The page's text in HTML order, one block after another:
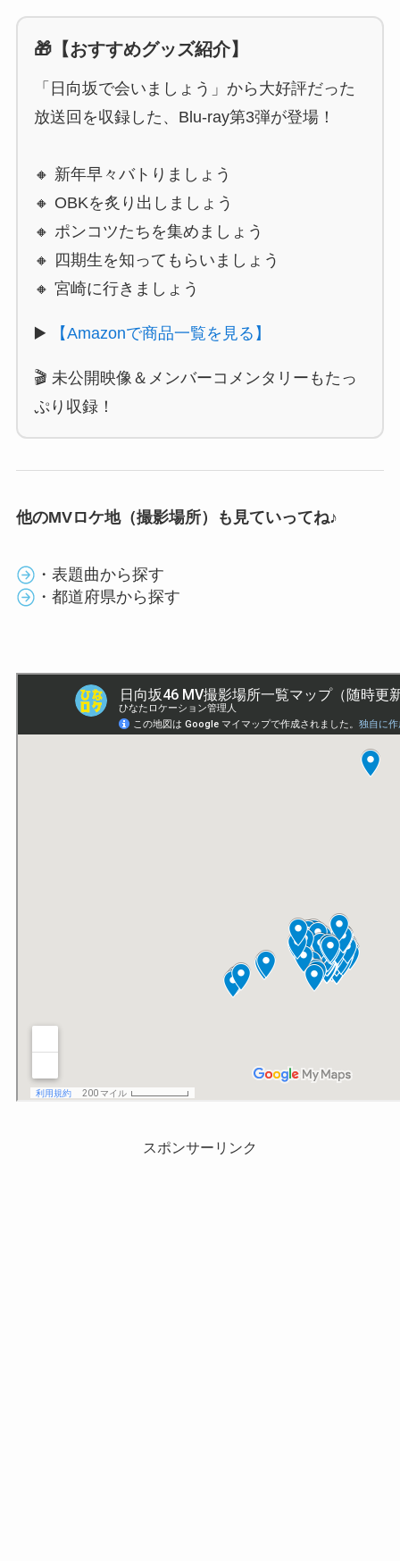
🎁【おすすめグッズ紹介】
「日向坂で会いましょう」から大好評だった
放送回を収録した、Blu-ray第3弾が登場！
🔸 新年早々バトりましょう
🔸 OBKを炙り出しましょう
🔸 ポンコツたちを集めましょう
🔸 四期生を知ってもらいましょう
🔸 宮崎に行きましょう
▶️ 【Amazonで商品一覧を見る】
🎬 未公開映像＆メンバーコメンタリーもたっ
ぷり収録！
他のMVロケ地（撮影場所）も見ていってね♪
・表題曲から探す
・都道府県から探す
スポンサーリンク